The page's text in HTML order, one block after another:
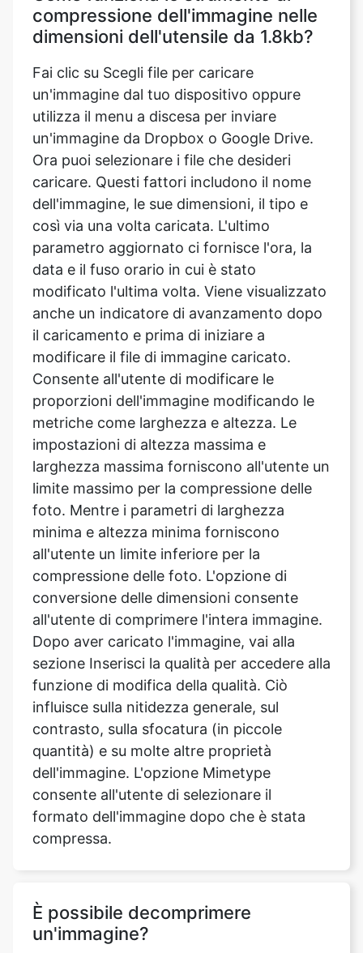
Fai clic su Scegli file per caricare
un'immagine dal tuo dispositivo oppure
un'immagine da Dropbox o Google Drive.
Ora puoi selezionare i file che desideri
caricare. Questi fattori includono il nome
dell'immagine, le sue dimensioni, il tipo e
così via una volta caricata. L'ultimo
parametro aggiornato ci fornisce l'ora, la
data e il fuso orario in cui è stato
modificato l'ultima volta. Viene visualizzato
anche un indicatore di avanzamento dopo
il caricamento e prima di iniziare a
modificare il file di immagine caricato.
Consente all'utente di modificare le
proporzioni dell'immagine modificando le
metriche come larghezza e altezza. Le
impostazioni di altezza massima e
larghezza massima forniscono all'utente un
limite massimo per la compressione delle
foto. Mentre i parametri di larghezza
minima e altezza minima forniscono
all'utente un limite inferiore per la
compressione delle foto. L'opzione di
conversione delle dimensioni consente
all'utente di comprimere l'intera immagine.
Dopo aver caricato l'immagine, vai alla
sezione Inserisci la qualità per accedere alla
funzione di modifica della qualità. Ciò
influisce sulla nitidezza generale, sul
contrasto, sulla sfocatura (in piccole
quantità) e su molte altre proprietà
dell'immagine. L'opzione Mimetype
consente all'utente di selezionare il
formato dell'immagine dopo che è stata
compressa.
È possibile decomprimere
Non si ottiene alcuna qualità
convertendolo in un formato senza perdita